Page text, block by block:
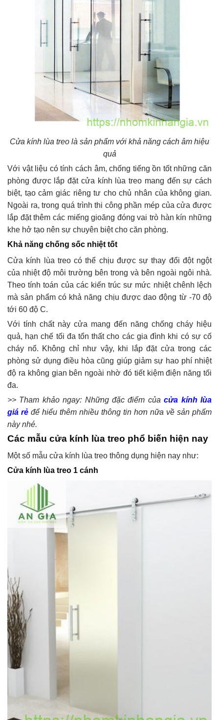
Cửa kính lùa treo là sản phẩm với khả năng cách âm hiệu
quả
Với vật liệu có tính cách âm, chống tiếng ồn tốt những căn
phòng được lắp đặt cửa kính lùa treo mang đến sự cách
biệt, tạo cảm giác riêng tư cho chủ nhân của không gian.
Ngoài ra, trong quá trình thi công phần mép của cửa được
lắp đặt thêm các miếng gioăng đóng vai trò hàn kín những
khe hở tạo nên sự chuyên biệt cho căn phòng.
Khả năng chống sốc nhiệt tốt
Cửa kính lùa treo có thể chịu được sự thay đổi đột ngột
của nhiệt độ môi trường bên trong và bên ngoài ngôi nhà.
Theo tính toán của các kiến trúc sư mức nhiệt chênh lệch
mà sản phẩm có khả năng chịu được dao động từ -70 độ
tới 60 độ C.
Với tính chất này cửa mang đến năng chống cháy hiệu
quả, hạn chế tối đa tổn thất cho các gia đình khi có sự cố
cháy nổ. Không chỉ như vậy, khi lắp đặt cửa trong các
phòng sử dụng điều hòa cũng giúp giảm sự hao phí nhiệt
độ ra không gian bên ngoài nhờ đó tiết kiệm điện năng tối
đa.
>> Tham khảo ngay: Những đặc điểm của cửa kính lùa
giá rẻ để hiểu thêm nhiều thông tin hơn nữa về sản phẩm
này nhé.
Các mẫu cửa kính lùa treo phổ biến hiện nay
Một số mẫu cửa kính lùa treo thông dụng hiện nay như:
Cửa kính lùa treo 1 cánh